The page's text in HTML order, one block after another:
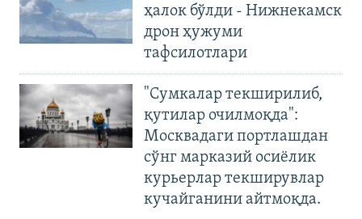
ҳалок бўлди - Нижнекамск
дрон ҳужуми
тафсилотлари
"Сумкалар текширилиб,
қутилар очилмоқда":
Москвадаги портлашдан
сўнг марказий осиёлик
курьерлар текширувлар
кучайганини айтмоқда.